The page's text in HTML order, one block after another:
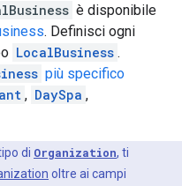
è disponibile
. Definisci ogni
LocalBusiness .
più specifico
, DaySpa ,
di Organization, ti
oltre ai campi